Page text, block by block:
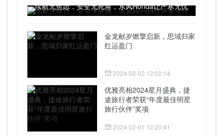
续航无焦虑，安全无死角，东风Honda让严寒无忧
金龙献岁燃擎启新，思域归家
红运盈门
2024-02-02 12:02:14
优雅亮相2024星月盛典，捷
途旅行者荣获“年度最佳明星
旅行伙伴”奖项
2024-02-01 12:20:41